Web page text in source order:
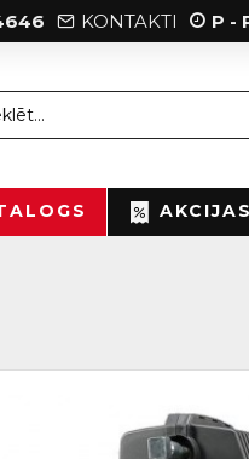
KONTAKTI P -
AKCIJAS